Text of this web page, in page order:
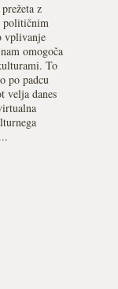
z
političnim
vplivanje
omogoča
To
po padcu
velja danes